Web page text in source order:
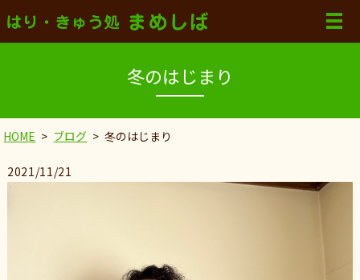
冬のはじまり
HOME ブログ 冬のはじまり
2021/11/21